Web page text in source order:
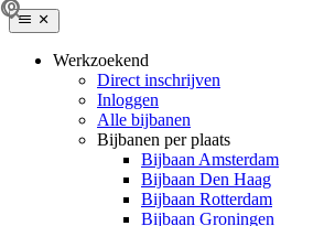
Werkzoekend
Direct inschrijven
Inloggen
Alle bijbanen
Bijbanen per plaats
Bijbaan Amsterdam
Bijbaan Den Haag
Bijbaan Rotterdam
Bijbaan Groningen